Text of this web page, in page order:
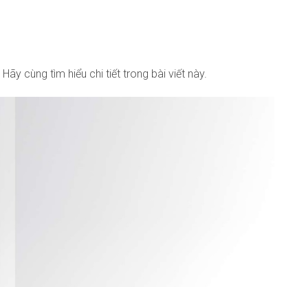
Hãy cùng tìm hiểu chi tiết trong bài viết này.